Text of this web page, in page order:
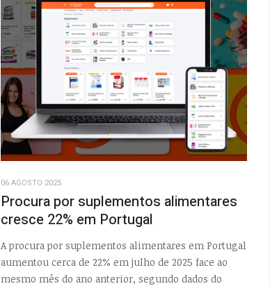
06 AGOSTO 2025
Procura por suplementos alimentares
cresce 22% em Portugal
A procura por suplementos alimentares em Portugal
aumentou cerca de 22% em julho de 2025 face ao
mesmo mês do ano anterior, segundo dados do